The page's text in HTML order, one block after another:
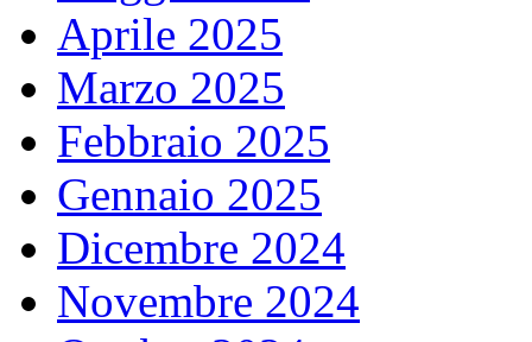
Aprile 2025
Marzo 2025
Febbraio 2025
Gennaio 2025
Dicembre 2024
Novembre 2024